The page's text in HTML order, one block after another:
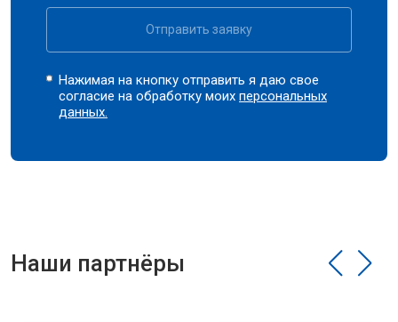
Отправить заявку
Нажимая на кнопку отправить я даю свое
согласие на обработку моихперсональных
данных.
Наши партнёры